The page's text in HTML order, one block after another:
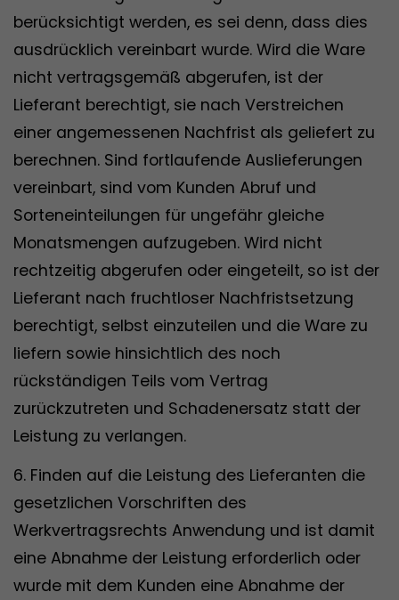
berücksichtigt werden, es sei denn, dass dies
ausdrücklich vereinbart wurde. Wird die Ware
nicht vertragsgemäß abgerufen, ist der
Lieferant berechtigt, sie nach Verstreichen
einer angemessenen Nachfrist als geliefert zu
berechnen. Sind fortlaufende Auslieferungen
vereinbart, sind vom Kunden Abruf und
Sorteneinteilungen für ungefähr gleiche
Monatsmengen aufzugeben. Wird nicht
rechtzeitig abgerufen oder eingeteilt, so ist der
Lieferant nach fruchtloser Nachfristsetzung
berechtigt, selbst einzuteilen und die Ware zu
liefern sowie hinsichtlich des noch
rückständigen Teils vom Vertrag
zurückzutreten und Schadenersatz statt der
Leistung zu verlangen.
6. Finden auf die Leistung des Lieferanten die
gesetzlichen Vorschriften des
Werkvertragsrechts Anwendung und ist damit
eine Abnahme der Leistung erforderlich oder
wurde mit dem Kunden eine Abnahme der